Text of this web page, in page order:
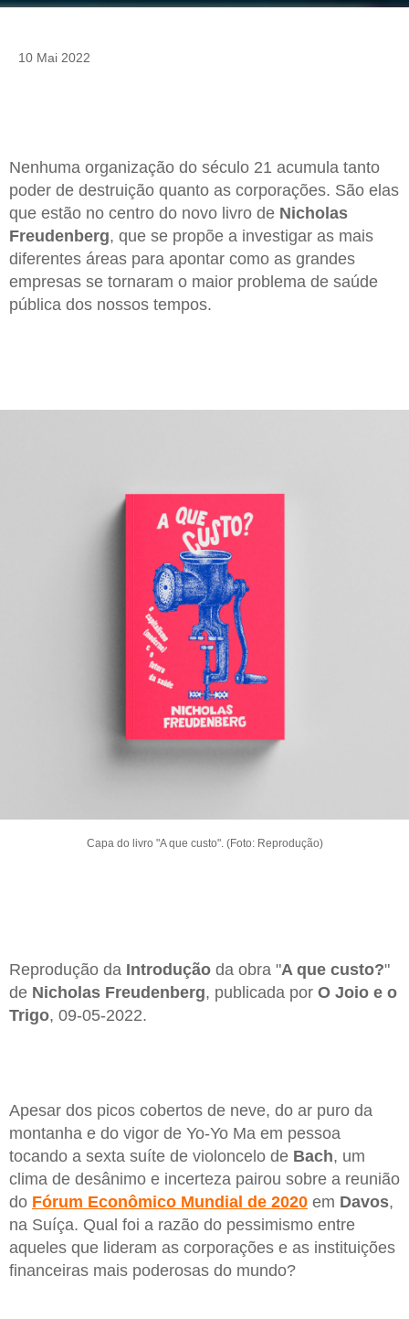
10 Mai 2022
Nenhuma organização do século 21 acumula tanto
poder de destruição quanto as corporações. São elas
que estão no centro do novo livro de Nicholas
Freudenberg, que se propõe a investigar as mais
diferentes áreas para apontar como as grandes
empresas se tornaram o maior problema de saúde
pública dos nossos tempos.
Capa do livro "A que custo". (Foto: Reprodução)
Reprodução da Introdução da obra "A que custo?"
de Nicholas Freudenberg, publicada por O Joio e o
Trigo, 09-05-2022.
Apesar dos picos cobertos de neve, do ar puro da
montanha e do vigor de Yo-Yo Ma em pessoa
tocando a sexta suíte de violoncelo de Bach, um
clima de desânimo e incerteza pairou sobre a reunião
do Fórum Econômico Mundial de 2020 em Davos,
na Suíça. Qual foi a razão do pessimismo entre
aqueles que lideram as corporações e as instituições
financeiras mais poderosas do mundo?